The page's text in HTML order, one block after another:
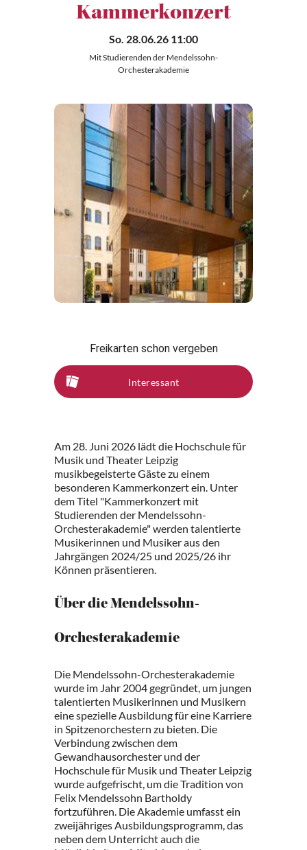
Kammerkonzert
So. 28.06.26 11:00
Mit Studierenden der Mendelssohn-
Orchesterakademie
Freikarten schon vergeben
Interessant
Am 28. Juni 2026 lädt die Hochschule für
Musik und Theater Leipzig
musikbegeisterte Gäste zu einem
besonderen Kammerkonzert ein. Unter
dem Titel "Kammerkonzert mit
Studierenden der Mendelssohn-
Orchesterakademie" werden talentierte
Musikerinnen und Musiker aus den
Jahrgängen 2024/25 und 2025/26 ihr
Können präsentieren.
Über die Mendelssohn-
Orchesterakademie
Die Mendelssohn-Orchesterakademie
wurde im Jahr 2004 gegründet, um jungen
talentierten Musikerinnen und Musikern
eine spezielle Ausbildung für eine Karriere
in Spitzenorchestern zu bieten. Die
Verbindung zwischen dem
Gewandhausorchester und der
Hochschule für Musik und Theater Leipzig
wurde aufgefrischt, um die Tradition von
Felix Mendelssohn Bartholdy
fortzuführen. Die Akademie umfasst ein
zweijähriges Ausbildungsprogramm, das
neben dem Unterricht auch die